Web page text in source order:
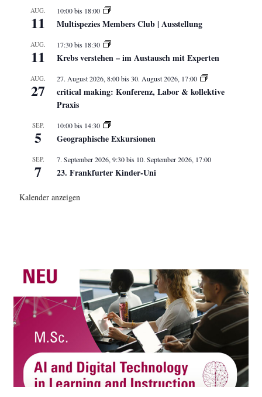
AUG.
11
10:00bis 18:00
Multispezies Members Club | Ausstellung
AUG.
11
17:30bis 18:30
Krebs verstehen – im Austausch mit Experten
AUG.
27
27. August 2026, 8:00bis30. August 2026, 17:00
critical making: Konferenz, Labor & kollektive
Praxis
SEP.
5
10:00bis 14:30
Geographische Exkursionen
SEP.
7
7. September 2026, 9:30bis 10. September 2026, 17:00
23. Frankfurter Kinder-Uni
Kalender anzeigen